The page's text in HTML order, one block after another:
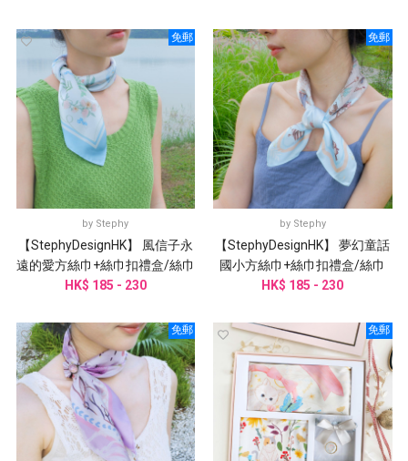
免郵
by Stephy
【StephyDesignHK】 風信子永
遠的愛方絲巾+絲巾扣禮盒/絲巾
HK$ 185 - 230
免郵
by Stephy
【StephyDesignHK】 夢幻童話
國小方絲巾+絲巾扣禮盒/絲巾
HK$ 185 - 230
免郵 免郵